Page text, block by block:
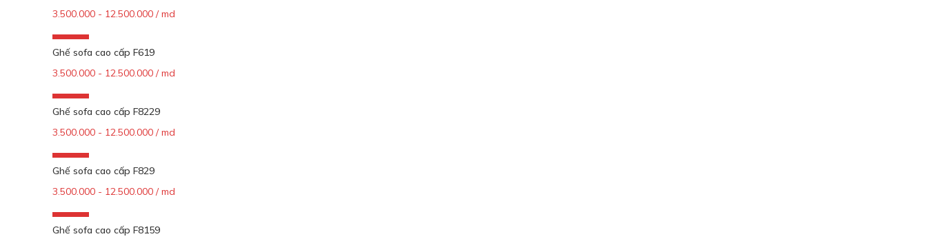
3.500.000 - 12.500.000 / md
Add To Cart
-72%
Ghế sofa cao cấp F619
3.500.000 - 12.500.000 / md
Add To Cart
-72%
Ghế sofa cao cấp F8229
3.500.000 - 12.500.000 / md
Add To Cart
-72%
Ghế sofa cao cấp F829
3.500.000 - 12.500.000 / md
Add To Cart
-72%
Ghế sofa cao cấp F8159